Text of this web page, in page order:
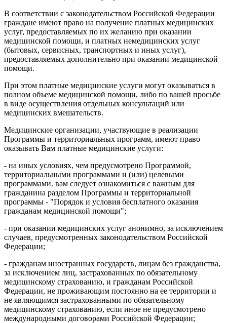
В соответствии с законодательством Российской Федерации
граждане имеют право на получение платных медицинских
услуг, предоставляемых по их желанию при оказании
медицинской помощи, и платных немедицинских услуг
(бытовых, сервисных, транспортных и иных услуг),
предоставляемых дополнительно при оказании медицинской
помощи.
При этом платные медицинские услуги могут оказываться в
полном объеме медицинской помощи, либо по вашей просьбе
в виде осуществления отдельных консультаций или
медицинских вмешательств.
Медицинские организации, участвующие в реализации
Программы и территориальных программ, имеют право
оказывать Вам платные медицинские услуги:
- на иных условиях, чем предусмотрено Программой,
территориальными программами и (или) целевыми
программами. вам следует ознакомиться с важным для
гражданина разделом Программы и территориальной
программы - "Порядок и условия бесплатного оказания
гражданам медицинской помощи";
- при оказании медицинских услуг анонимно, за исключением
случаев, предусмотренных законодательством Российской
Федерации;
- гражданам иностранных государств, лицам без гражданства,
за исключением лиц, застрахованных по обязательному
медицинскому страхованию, и гражданам Российской
Федерации, не проживающим постоянно на ее территории и
не являющимся застрахованными по обязательному
медицинскому страхованию, если иное не предусмотрено
международными договорами Российской Федерации;